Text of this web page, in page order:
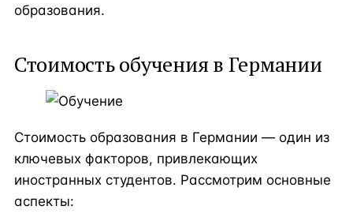
образования.
Стоимость обучения в Германии
Стоимость образования в Германии — один из
ключевых факторов, привлекающих
иностранных студентов. Рассмотрим основные
аспекты: